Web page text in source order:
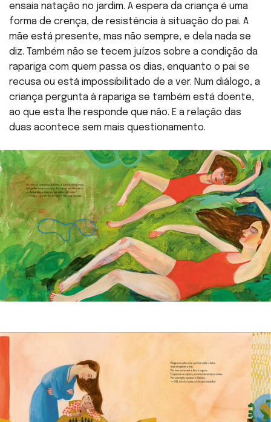
ensaia natação no jardim. A espera da criança é uma
forma de crença, de resistência à situação do pai. A
mãe está presente, mas não sempre, e dela nada se
diz. Também não se tecem juízos sobre a condição da
rapariga com quem passa os dias, enquanto o pai se
recusa ou está impossibilitado de a ver. Num diálogo, a
criança pergunta à rapariga se também está doente,
ao que esta lhe responde que não. E a relação das
duas acontece sem mais questionamento.